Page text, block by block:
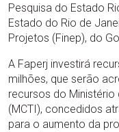
Pesquisa do Estado
Estado do Rio de
Projetos (Finep), do
A Faperj investirá
milhões, que serão
recursos do
(MCTI), concedidos
para o aumento da